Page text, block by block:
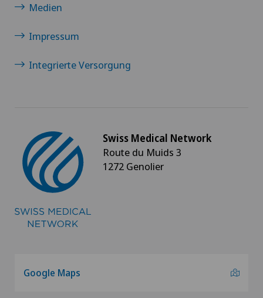
Medien
Impressum
Integrierte Versorgung
Swiss Medical Network
Route du Muids 3
1272 Genolier
Google Maps